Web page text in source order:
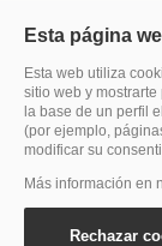
Becas para
Becas para
1999-2026